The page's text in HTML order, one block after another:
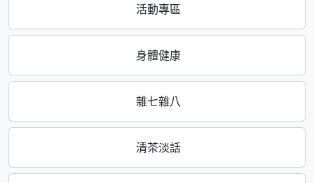
活動專區
身體健康
雜七雜八
清茶淡話